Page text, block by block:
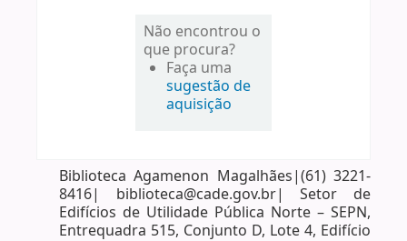
Não encontrou o
que procura?
Faça uma
sugestão de
aquisição
Biblioteca Agamenon Magalhães|(61) 3221-
8416| biblioteca@cade.gov.br| Setor de
Edifícios de Utilidade Pública Norte – SEPN,
Entrequadra 515, Conjunto D, Lote 4, Edifício